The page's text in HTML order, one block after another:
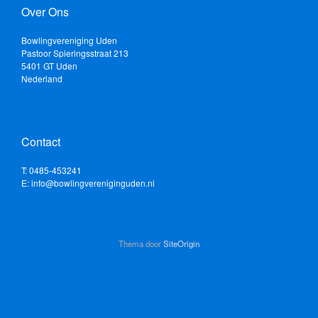
Over Ons
Bowlingvereniging Uden
Pastoor Spieringsstraat 213
5401 GT Uden
Nederland
Contact
T: 0485-453241
E: info@bowlingvereniginguden.nl
Thema doorSiteOrigin